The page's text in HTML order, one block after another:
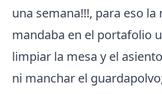
una semana!!!, para eso la
mandaba en el portafolio
limpiar la mesa y el
ni manchar el